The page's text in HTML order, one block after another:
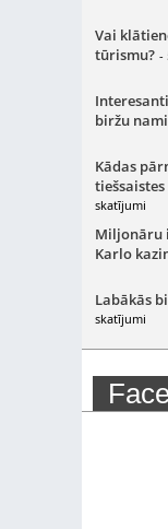
Vai
tūrismu? -
biržu
Kādas
tiešsaistes
skatījumi
Miljonāru
Karlo
Labākās
skatījumi